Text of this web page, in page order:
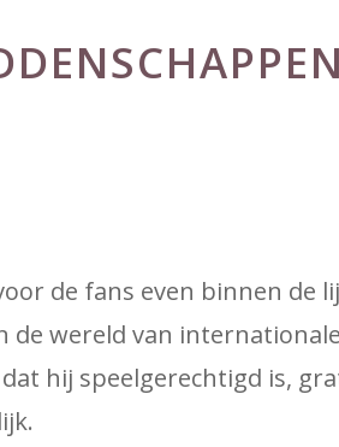
de fans even binnen de
de wereld van internationale
hij speelgerechtigd is,